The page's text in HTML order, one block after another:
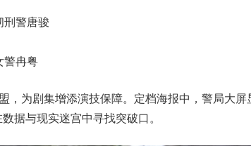
刑警唐骏
警冉粤
，为剧集增添演技保障。定档海报中，警局大
据与现实迷宫中寻找突破口。